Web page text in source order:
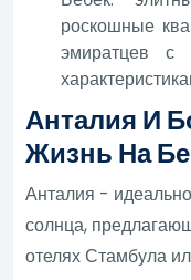
роскошные
эмиратцев с
Анталия И
Жизнь На
Анталия -
солнца,
отелях Стамбула